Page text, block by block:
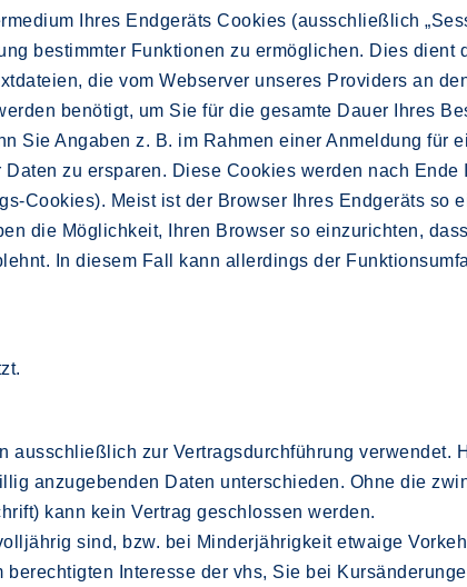
Ihres Endgeräts Cookies (ausschließlich
bestimmter Funktionen zu ermöglichen. Dies dient
die vom Webserver unseres Providers an
benötigt, um Sie für die gesamte Dauer Ihres
Sie Angaben z. B. im Rahmen einer Anmeldung für
zu ersparen. Diese Cookies werden nach
Cookies). Meist ist der Browser Ihres Endgeräts so
die Möglichkeit, Ihren Browser so einzurichten,
In diesem Fall kann allerdings der
ausschließlich zur Vertragsdurchführung verwendet.
anzugebenden Daten unterschieden. Ohne die
kann kein Vertrag geschlossen werden.
sind, bzw. bei Minderjährigkeit etwaige
Interesse der vhs, Sie bei